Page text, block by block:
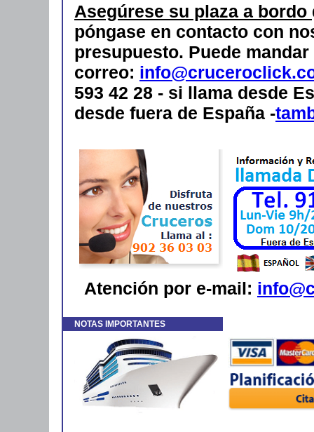
Asegúrese su plaza a bordo
póngase en contacto con
presupuesto. Puede
correo:
593 42 28 - si llama desde
desde fuera de España -
Atención por e-mail:
NOTAS IMPORTANTES